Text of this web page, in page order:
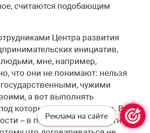
считаются подобающим
Центра развития
инициатив,
мне, например,
что они не понимают: нельзя
чужими
а вот выполнять
которые их выдали, надо. В том,
– в первую очередь честность
Реклама на сайте